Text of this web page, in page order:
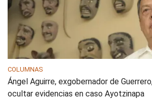
COLUMNAS
Ángel Aguirre, exgobernador de
ocultar evidencias en caso Ayotzinapa